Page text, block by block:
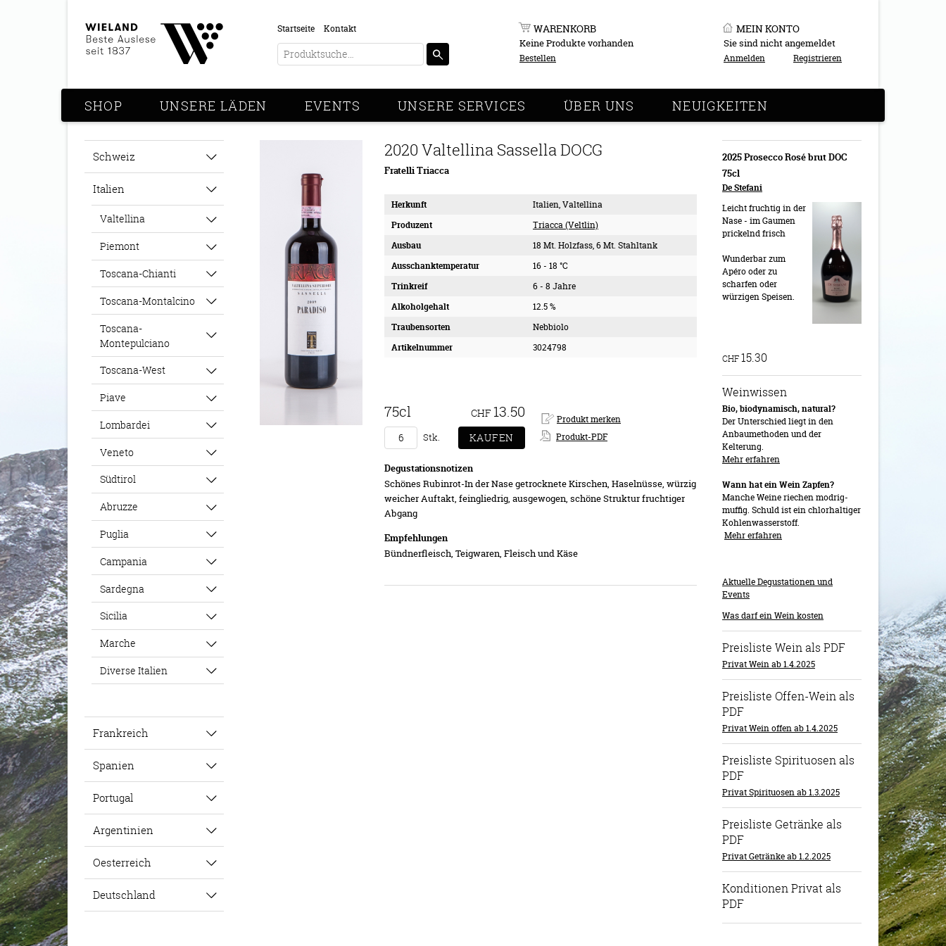
Startseite Kontakt WARENKORB
Keine Produkte vorhanden
Bestellen
MEIN KONTO
Sie sind nicht angemeldet
Anmelden Registrieren
SHOP UNSERE LÄDEN EVENTS UNSERE SERVICES ÜBER UNS NEUIGKEITEN
Schweiz
Italien
Valtellina
Piemont
Toscana-Chianti
Toscana-Montalcino
Toscana-
Montepulciano
Toscana-West
Piave
Lombardei
Veneto
Südtirol
Abruzze
Puglia
Campania
Sardegna
Sicilia
Marche
Diverse Italien
Frankreich
Spanien
Portugal
Argentinien
Oesterreich
Deutschland
2020 Valtellina Sassella DOCG
Fratelli Triacca
Herkunft
Italien, Valtellina
Produzent
Triacca (Veltlin)
Ausbau
18 Mt. Holzfass, 6 Mt. Stahltank
Ausschanktemperatur
16 - 18 °C
Trinkreif
6 - 8 Jahre
Alkoholgehalt
12.5 %
Traubensorten
Nebbiolo
Artikelnummer
3024798
75cl CHF 13.50
Stk. Produkt-PDF
Degustationsnotizen
Schönes Rubinrot-In der Nase getrocknete Kirschen, Haselnüsse, würzig
weicher Auftakt, feingliedrig, ausgewogen, schöne Struktur fruchtiger
Abgang
Empfehlungen
Bündnerfleisch, Teigwaren, Fleisch und Käse
2025 Prosecco Rosé brut DOC
75cl
De Stefani
Leicht fruchtig in der
Nase - im Gaumen
prickelnd frisch
Wunderbar zum
Apéro oder zu
scharfen oder
würzigen Speisen.
CHF15.30
Weinwissen
Bio, biodynamisch, natural?
Der Unterschied liegt in den
Anbaumethoden und der
Kelterung.
Mehr erfahren
Wann hat ein Wein Zapfen?
Manche Weine riechen modrig-
muffig. Schuld ist ein chlorhaltiger
Kohlenwasserstoff.
Mehr erfahren
Aktuelle Degustationen und
Events
Was darf ein Wein kosten
Preisliste Wein als PDF
Privat Wein ab 1.4.2025
Preisliste Offen-Wein als
PDF
Privat Wein offen ab 1.4.2025
Preisliste Spirituosen als
PDF
Privat Spirituosen ab 1.3.2025
Preisliste Getränke als
PDF
Privat Getränke ab 1.2.2025
Konditionen Privat als
PDF